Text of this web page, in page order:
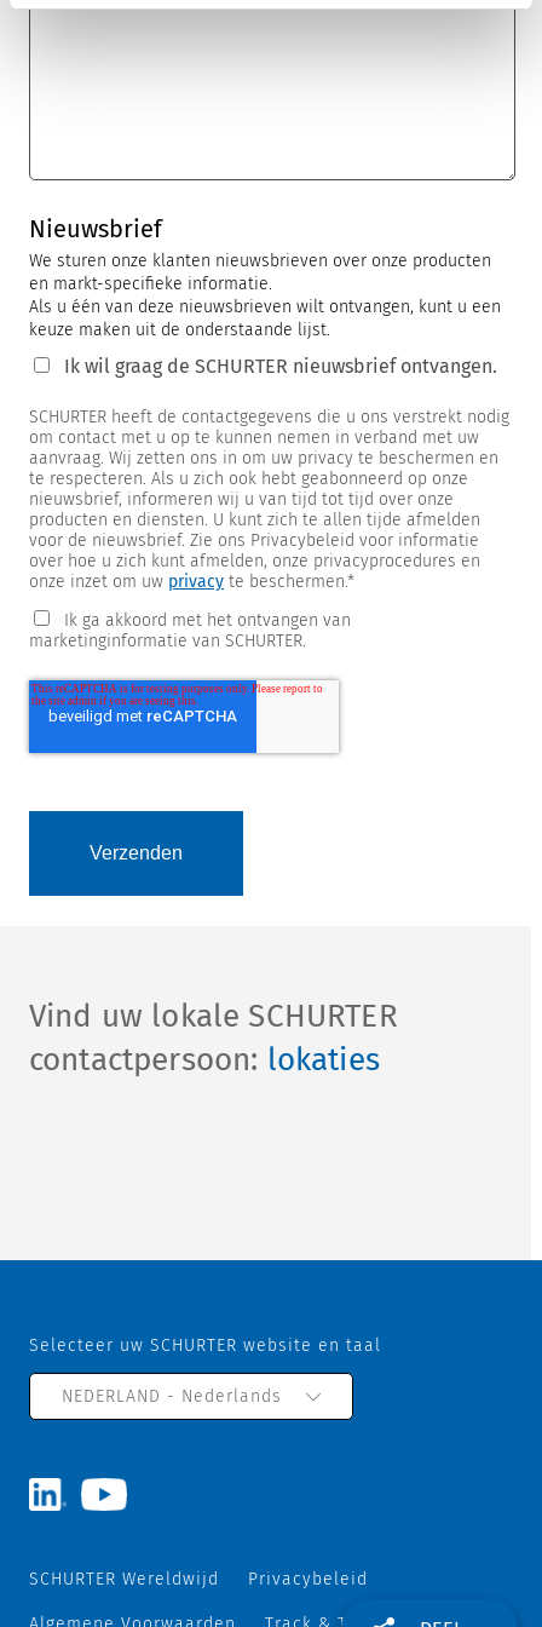
Nieuwsbrief
We sturen onze klanten nieuwsbrieven over onze producten
en markt-specifieke informatie.
Als u één van deze nieuwsbrieven wilt ontvangen, kunt u een
keuze maken uit de onderstaande lijst.
Ik wil graag de SCHURTER nieuwsbrief ontvangen.
SCHURTER heeft de contactgegevens die u ons verstrekt nodig
om contact met u op te kunnen nemen in verband met uw
aanvraag. Wij zetten ons in om uw privacy te beschermen en
te respecteren. Als u zich ook hebt geabonneerd op onze
nieuwsbrief, informeren wij u van tijd tot tijd over onze
producten en diensten. U kunt zich te allen tijde afmelden
voor de nieuwsbrief. Zie ons Privacybeleid voor informatie
over hoe u zich kunt afmelden, onze privacyprocedures en
onze inzet om uw privacy te beschermen.*
Ik ga akkoord met het ontvangen van
marketinginformatie van SCHURTER.
Vind uw lokale SCHURTER
contactpersoon: lokaties
Selecteer uw SCHURTER website en taal
NEDERLAND - Nederlands
SCHURTER Wereldwijd Privacybeleid